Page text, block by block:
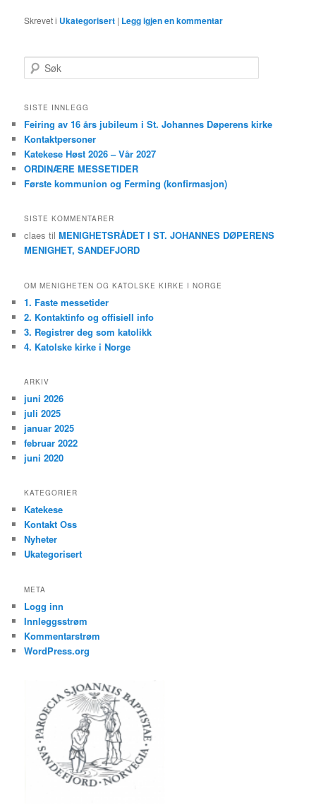
Skrevet i Ukategorisert | Legg igjen en kommentar
ø
SISTE INNLEGG
Feiring av 16 års jubileum i St. Johannes Døperens kirke
Kontaktpersoner
Katekese Høst 2026 – Vår 2027
ORDINÆRE MESSETIDER
Første kommunion og Ferming (konfirmasjon)
SISTE KOMMENTARER
claes tilMENIGHETSRÅDET I ST. JOHANNES DØPERENS
MENIGHET, SANDEFJORD
OM MENIGHETEN OG KATOLSKE KIRKE I NORGE
1. Faste messetider
2. Kontaktinfo og offisiell info
3. Registrer deg som katolikk
4. Katolske kirke i Norge
ARKIV
juni 2026
juli 2025
januar 2025
februar 2022
juni 2020
KATEGORIER
Katekese
Kontakt Oss
Nyheter
Ukategorisert
META
Logg inn
Innleggsstrøm
Kommentarstrøm
WordPress.org